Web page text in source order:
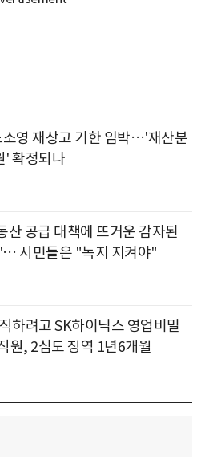
소영 재상고 기한 임박…'재산분
' 확정되나
산 공급 대책에 뜨거운 감자된
시민들은 "녹지 지켜야"
하려고 SK하이닉스 영업비밀
원, 2심도 징역 1년6개월